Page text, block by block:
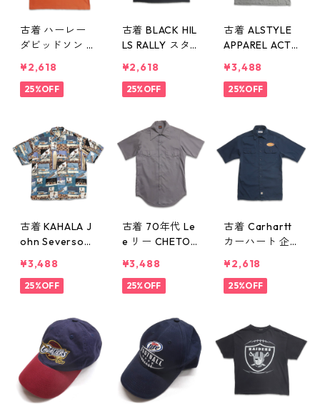
古着 ハーレー
ダビッドソン H
ON ノースリー
ブ プリントTシ
9900n w6062
7
¥2,618
25%OFF
古着 BLACK HIL
LS RALLY スタ
ーサイクル・ラ
リー イベント
ツ ブラック 表
記：-- gd409
898n w60627
¥2,618
25%OFF
古着 ALSTYLE
APPAREL ACTI
スタイル Briela
nd Graphics A
レー 表記：-
- gd409897n
w60627
¥3,488
25%OFF
古着 KAHALA J
ohn Severson
アロハシャツ
ハワイアンシャ
表記：L gd40
9895n w60627
¥3,488
25%OFF
古着 70年代 Le
e リー CHETOP
シャツ 半袖シ
ャツ グレー 表
gd409893n w6
0627
¥3,488
25%OFF
古着 Carhartt
カーハート 企
ークシャツ 半
袖シャツ ネイ
0627
¥2,618
25%OFF